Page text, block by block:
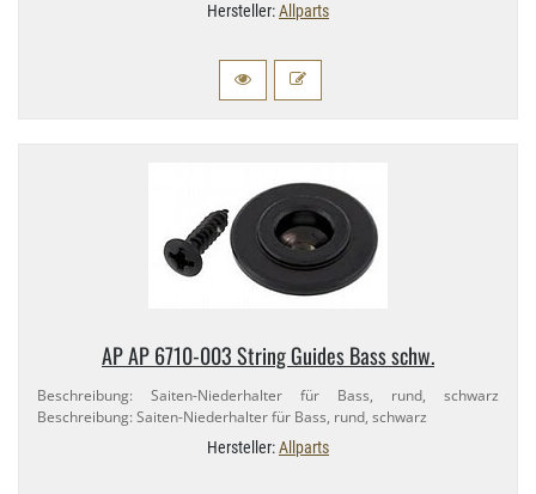
Hersteller:Allparts
AP AP 6710-​003 String Guides Bass schw.
Beschreibung: Saiten-​Niederhalter für Bass, rund, schwarz
Beschreibung: Saiten-​Niederhalter für Bass, rund, schwarz
Hersteller:Allparts